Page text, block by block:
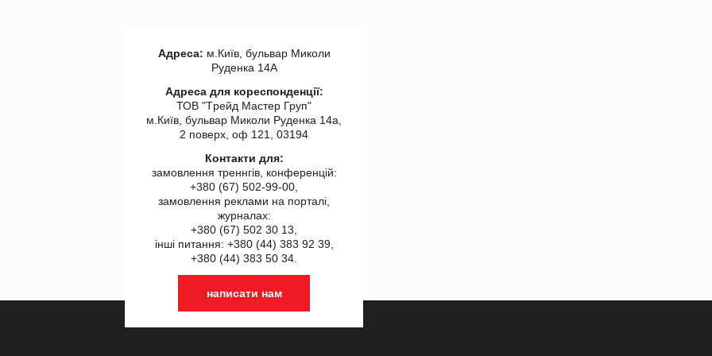
Адреса: м.Київ, бульвар Миколи
Руденка 14А
Адреса для кореспонденції:
ТОВ "Tрейд Мастер Груп"
м.Київ, бульвар Миколи Руденка 14а,
2 поверх, оф 121, 03194
Контакти для:
замовлення треннгів, конференцій:
+380 (67) 502-99-00,
замовлення реклами на порталі,
журналах:
+380 (67) 502 30 13,
інші питання: +380 (44) 383 92 39,
+380 (44) 383 50 34.
написати нам